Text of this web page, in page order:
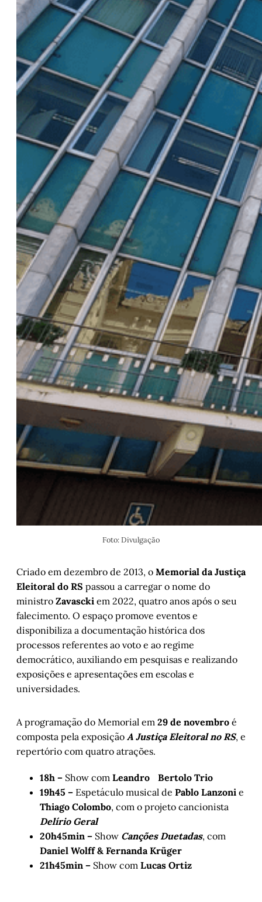
Foto: Divulgação
Criado em dezembro de 2013, o Memorial da Justiça
Eleitoral do RS passou a carregar o nome do
ministro Zavascki em 2022, quatro anos após o seu
falecimento. O espaço promove eventos e
disponibiliza a documentação histórica dos
processos referentes ao voto e ao regime
democrático, auxiliando em pesquisas e realizando
exposições e apresentações em escolas e
universidades.
A programação do Memorial em 29 de novembro é
composta pela exposição A Justiça Eleitoral no RS, e
repertório com quatro atrações.
18h – Show com Leandro Bertolo Trio
19h45 – Espetáculo musical de Pablo Lanzoni e
Thiago Colombo, com o projeto cancionista
Delírio Geral
20h45min – Show Canções Duetadas, com
Daniel Wolff & Fernanda Krüger
21h45min – Show com Lucas Ortiz